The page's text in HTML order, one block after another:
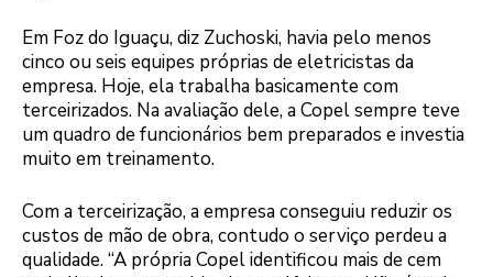
Em Foz do Iguaçu, diz Zuchoski, havia pelo menos
cinco ou seis equipes próprias de eletricistas da
empresa. Hoje, ela trabalha basicamente com
terceirizados. Na avaliação dele, a Copel sempre teve
um quadro de funcionários bem preparados e investia
muito em treinamento.
Com a terceirização, a empresa conseguiu reduzir os
custos de mão de obra, contudo o serviço perdeu a
qualidade. “A própria Copel identificou mais de cem